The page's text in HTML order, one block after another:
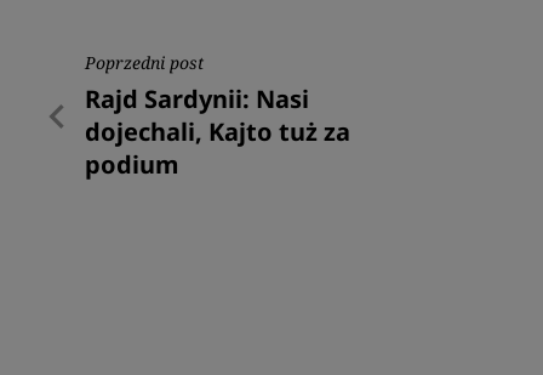
Nawigacja
wpisu
Poprzedni post
Poprzedni
post
Rajd Sardynii: Nasi
dojechali, Kajto tuż za
podium